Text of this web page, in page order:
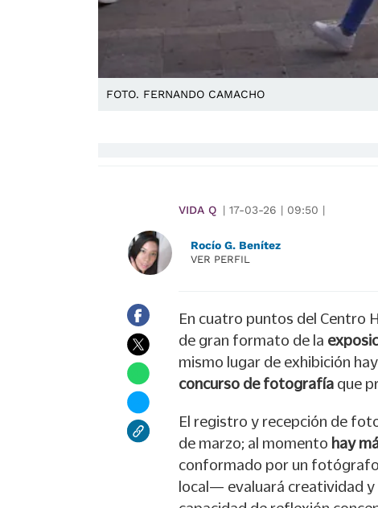
FOTO. FERNANDO CAMACHO
VIDA Q | 17-03-26 | 09:50 |
Rocío G. Benítez
VER PERFIL
En cuatro puntos del Centro
de gran formato de la
mismo lugar de exhibición
concurso de fotografía que
El registro y recepción de
de marzo; al momento hay
conformado por un
local— evaluará creatividad y